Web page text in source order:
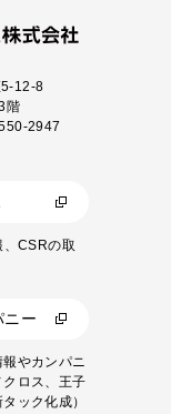
12-8
階
2947
、CSRの取
ニー
やカンパニ
ロス、王子
ック化成）